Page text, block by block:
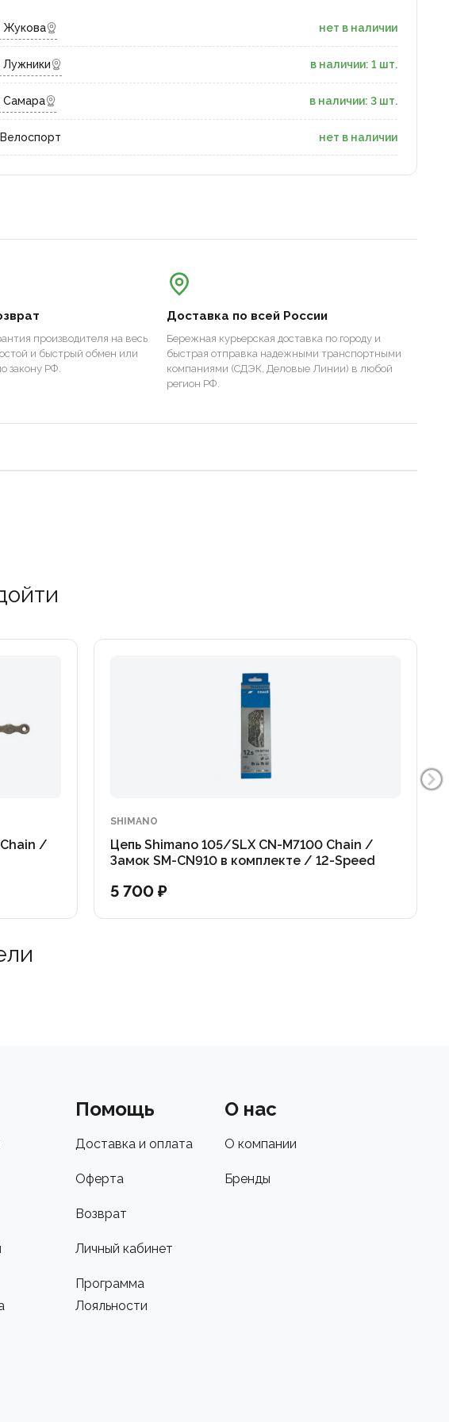
Жукова нет в наличии
Лужники в наличии: 1 шт.
Самара в наличии: 3 шт.
нет в наличии
производителя на весь
и быстрый обмен или
закону РФ.
Доставка по всей России
Бережная курьерская доставка по городу и
быстрая отправка надежными транспортными
компаниями (СДЭК, Деловые Линии) в любой
регион РФ.
Chain /
SHIMANO
Цепь Shimano 105/SLX CN-M7100 Chain /
Замок SM-CN910 в комплекте / 12-Speed
5 700 ₽
Помощь
Доставка и оплата
Оферта
Возврат
Личный кабинет
Программа
Лояльности
О нас
О компании
Бренды